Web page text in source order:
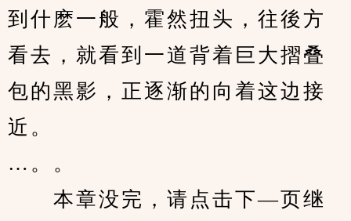
到什麽一般，霍然扭头，往後方
看去，就看到一道背着巨大摺叠
包的黑影，正逐渐的向着这边接
近。
…。。
本章没完，请点击下—页继